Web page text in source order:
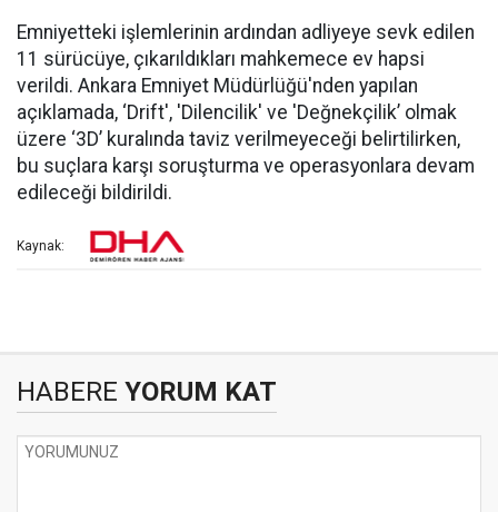
Emniyetteki işlemlerinin ardından adliyeye sevk edilen
11 sürücüye, çıkarıldıkları mahkemece ev hapsi
verildi. Ankara Emniyet Müdürlüğü'nden yapılan
açıklamada, ‘Drift', 'Dilencilik' ve 'Değnekçilik’ olmak
üzere ‘3D’ kuralında taviz verilmeyeceği belirtilirken,
bu suçlara karşı soruşturma ve operasyonlara devam
edileceği bildirildi.
Kaynak:
HABERE YORUM KAT